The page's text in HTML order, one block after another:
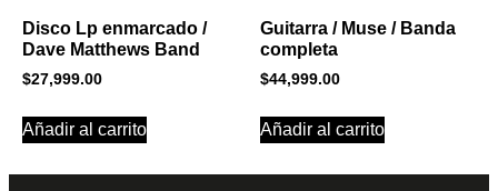
Disco Lp enmarcado /
Dave Matthews Band
$27,999.00
Añadir al carrito
Guitarra / Muse / Banda
completa
$44,999.00
Añadir al carrito